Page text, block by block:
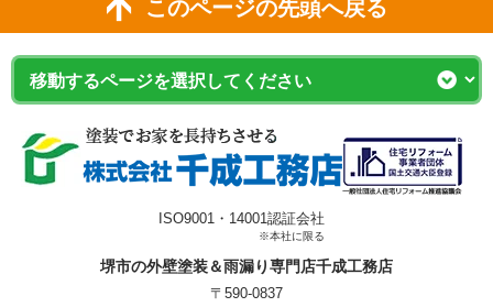
このページの先頭へ戻る
ISO9001・14001認証会社
※本社に限る
堺市の外壁塗装＆雨漏り専門店千成工務店
〒590-0837